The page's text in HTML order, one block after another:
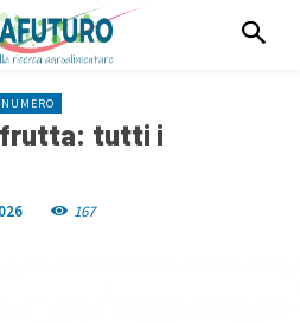
tutti i
167